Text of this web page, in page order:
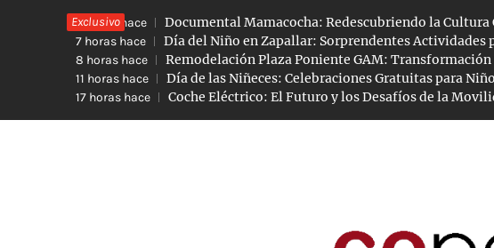
contenido
Exclusivo
4 horas hace Documental Mamacocha: Redescubriendo la Cultura
7 horas hace Día del Niño en Zapallar: Sorprendentes Actividades
8 horas hace Remodelación Plaza Poniente GAM:
11 horas hace Día de las Niñeces: Celebraciones Gratuitas para
17 horas hace Coche Eléctrico: El Futuro y los Desafíos de la